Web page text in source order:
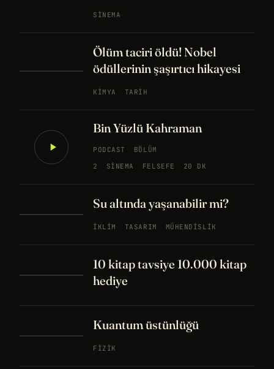
SINEMA
Ölüm taciri öldü! Nobel
ödüllerinin şaşırtıcı hikayesi
KIMYA TARIH
Bin Yüzlü Kahraman
PODCAST
BÖLÜM
2
SINEMA FELSEFE 20 DK
Su altında yaşanabilir mi?
İKLIM TASARIM MÜHENDISLIK
10 kitap tavsiye 10.000 kitap
hediye
Kuantum üstünlüğü
FIZIK